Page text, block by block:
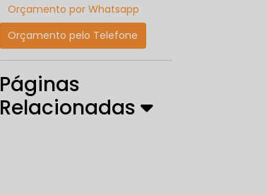
Orçamento por Whatsapp
Orçamento pelo Telefone
Páginas
Relacionadas